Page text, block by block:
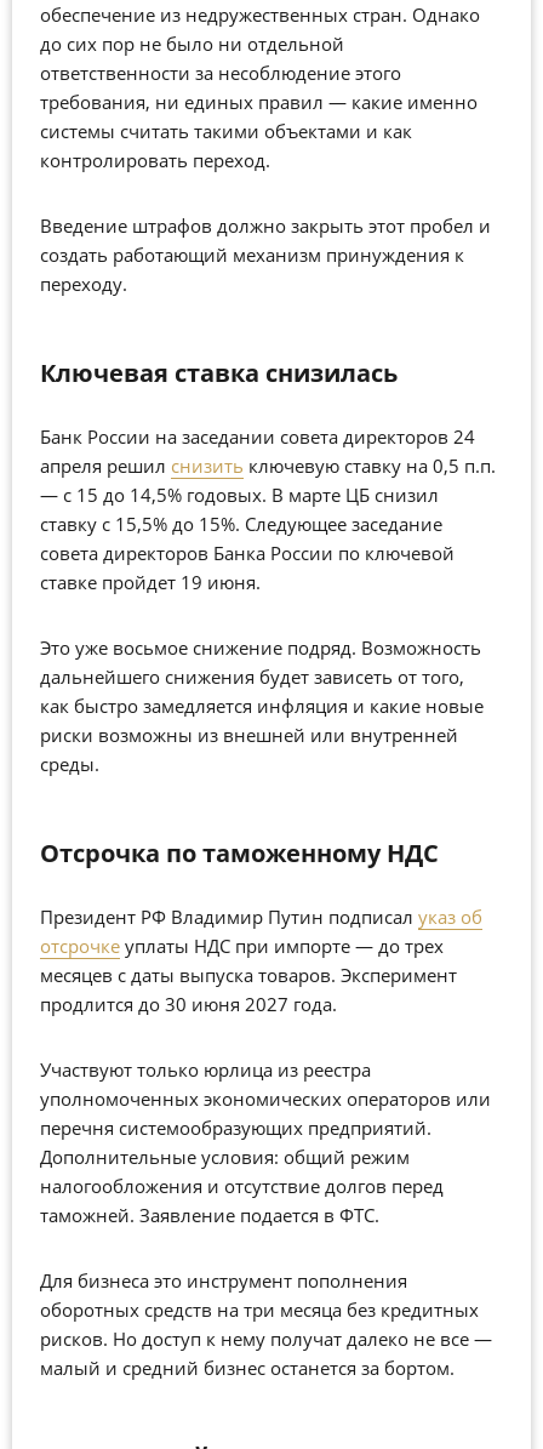
обеспечение из недружественных стран. Однако
до сих пор не было ни отдельной
ответственности за несоблюдение этого
требования, ни единых правил — какие именно
системы считать такими объектами и как
контролировать переход.
Введение штрафов должно закрыть этот пробел и
создать работающий механизм принуждения к
переходу.
Ключевая ставка снизилась
Банк России на заседании совета директоров 24
апреля решил снизить ключевую ставку на 0,5 п.п.
— с 15 до 14,5% годовых. В марте ЦБ снизил
ставку с 15,5% до 15%. Следующее заседание
совета директоров Банка России по ключевой
ставке пройдет 19 июня.
Это уже восьмое снижение подряд. Возможность
дальнейшего снижения будет зависеть от того,
как быстро замедляется инфляция и какие новые
риски возможны из внешней или внутренней
среды.
Отсрочка по таможенному НДС
Президент РФ Владимир Путин подписал указ об
отсрочке уплаты НДС при импорте — до трех
месяцев с даты выпуска товаров. Эксперимент
продлится до 30 июня 2027 года.
Участвуют только юрлица из реестра
уполномоченных экономических операторов или
перечня системообразующих предприятий.
Дополнительные условия: общий режим
налогообложения и отсутствие долгов перед
таможней. Заявление подается в ФТС.
Для бизнеса это инструмент пополнения
оборотных средств на три месяца без кредитных
рисков. Но доступ к нему получат далеко не все —
малый и средний бизнес останется за бортом.